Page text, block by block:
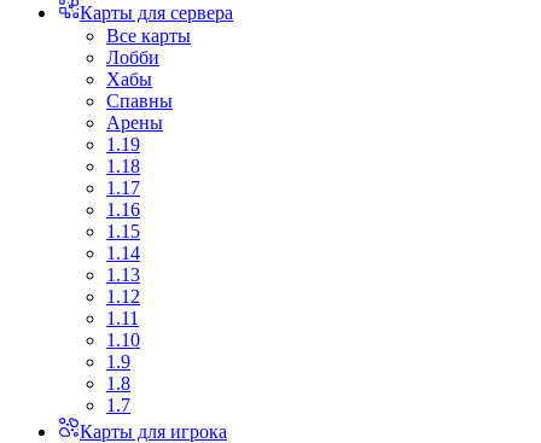
Карты для сервера
Все карты
Лобби
Хабы
Спавны
Арены
1.19
1.18
1.17
1.16
1.15
1.14
1.13
1.12
1.11
1.10
1.9
1.8
1.7
Карты для игрока